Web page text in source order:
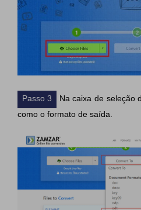
Passo 3
Na caixa de seleção
como o formato de saída.